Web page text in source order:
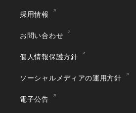
採用情報
お問い合わせ
個人情報保護方針
ソーシャルメディアの運用方針
電子公告